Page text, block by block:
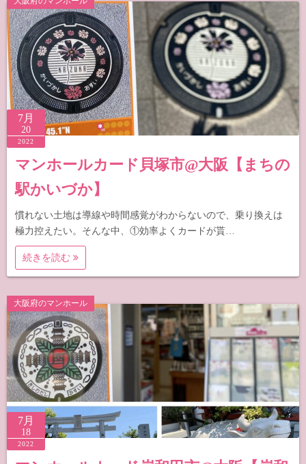
7月
20
2022
マンホールカード貝塚市@大阪【まちの
駅かいづか】
慣れない土地は導線や時間感覚がわからないので、乗り換えは
極力控えたい。そんな中、①効率よくカードが貰…
続きを読む
大阪府のマンホール
7月
18
2022